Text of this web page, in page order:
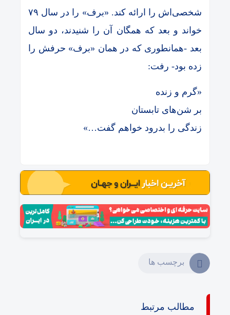
شخصی‌اش را ارائه کند. «برف» را در سال ۷۹
خواند و بعد که همگان آن را شنیدند، دو سال
بعد -همانطوری که در همان «برف» حرفش را
زده بود- رفت:
«گرم و زنده
بر شن‌های تابستان
زندگی را بدرود خواهم گفت…»
برچسب ها
مطالب مرتبط